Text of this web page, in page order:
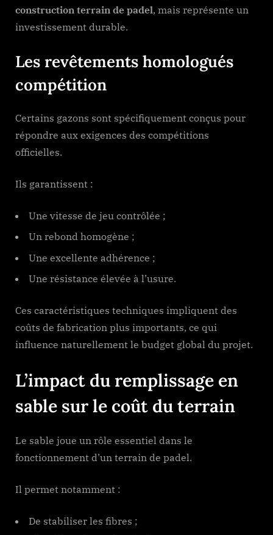
construction terrain de padel, mais représente un
investissement durable.
Les revêtements homologués
compétition
Certains gazons sont spécifiquement conçus pour
répondre aux exigences des compétitions
officielles.
Ils garantissent :
Une vitesse de jeu contrôlée ;
Un rebond homogène ;
Une excellente adhérence ;
Une résistance élevée à l’usure.
Ces caractéristiques techniques impliquent des
coûts de fabrication plus importants, ce qui
influence naturellement le budget global du projet.
L’impact du remplissage en
sable sur le coût du terrain
Le sable joue un rôle essentiel dans le
fonctionnement d’un terrain de padel.
Il permet notamment :
De stabiliser les fibres ;